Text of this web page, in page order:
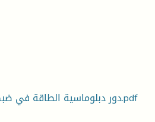
دور دبلوماسية الطاقة في ضبط توازنات السوق النفطية.pdf